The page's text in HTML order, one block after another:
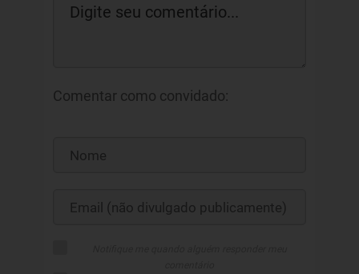
Comentar como convidado: